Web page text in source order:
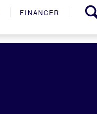
FINANCER